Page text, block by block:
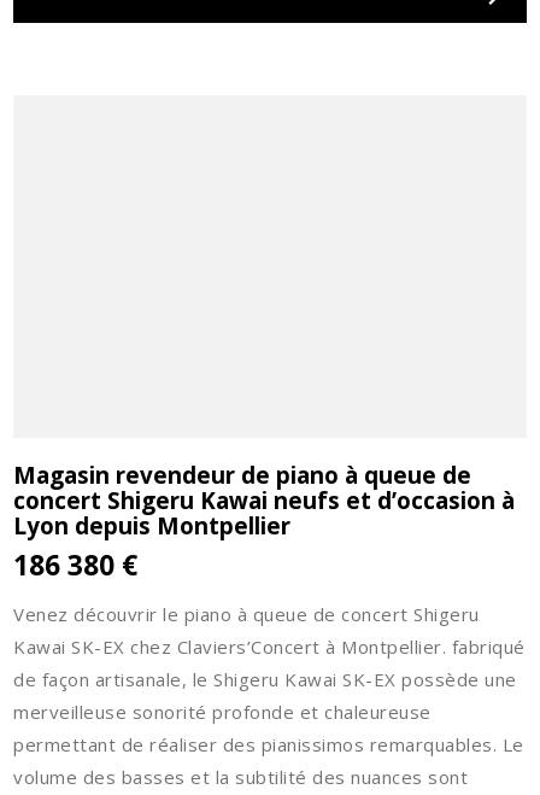
Magasin revendeur de piano à queue de
concert Shigeru Kawai neufs et d’occasion à
Lyon depuis Montpellier
186 380 €
Venez découvrir le piano à queue de concert Shigeru
Kawai SK-EX chez Claviers’Concert à Montpellier. fabriqué
de façon artisanale, le Shigeru Kawai SK-EX possède une
merveilleuse sonorité profonde et chaleureuse
permettant de réaliser des pianissimos remarquables. Le
volume des basses et la subtilité des nuances sont